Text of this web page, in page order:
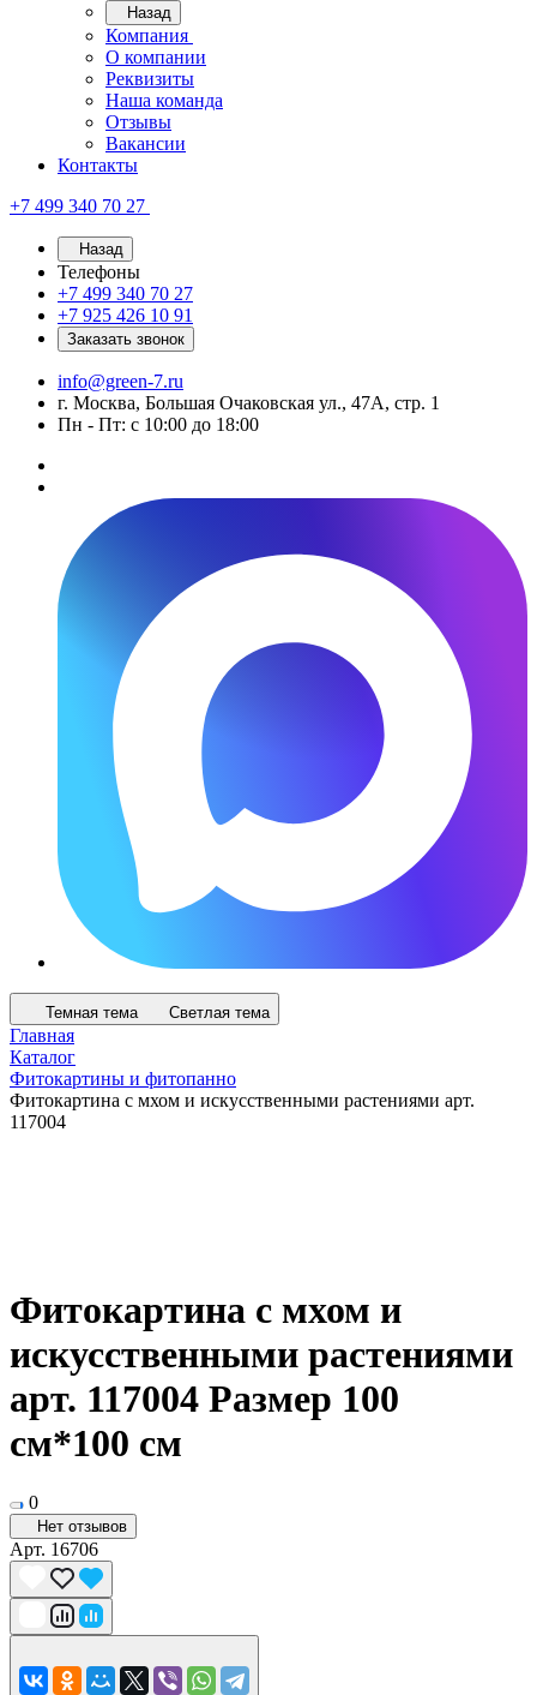
Назад
Компания
О компании
Реквизиты
Наша команда
Отзывы
Вакансии
Контакты
+7 499 340 70 27
Назад
Телефоны
+7 499 340 70 27
+7 925 426 10 91
Заказать звонок
info@green-7.ru
г. Москва, Большая Очаковская ул., 47А, стр. 1
Пн - Пт: с 10:00 до 18:00
Темная тема Светлая тема
Главная
Каталог
Фитокартины и фитопанно
Фитокартина с мхом и искусственными растениями арт.
117004
Фитокартина с мхом и
искусственными растениями
арт. 117004 Размер 100
см*100 см
0
Нет отзывов
Арт. 16706